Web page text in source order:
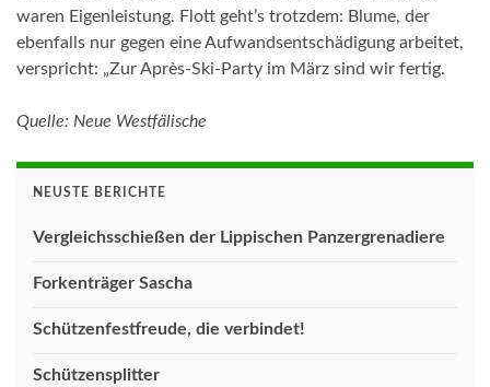
waren Eigenleistung. Flott geht’s trotzdem: Blume, der
ebenfalls nur gegen eine Aufwandsentschädigung arbeitet,
verspricht: „Zur Après-Ski-Party im März sind wir fertig.
Quelle: Neue Westfälische
NEUSTE BERICHTE
Vergleichsschießen der Lippischen Panzergrenadiere
Forkenträger Sascha
Schützenfestfreude, die verbindet!
Schützensplitter